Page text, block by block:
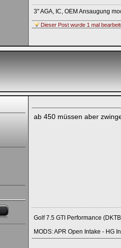
3" AGA, IC, OEM Ansaugung
Dieser Post wurde 1 mal
ab 450 müssen aber
Golf 7.5 GTI Performance
MODS: APR Open Intake - HG